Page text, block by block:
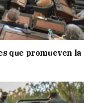
que promueven la